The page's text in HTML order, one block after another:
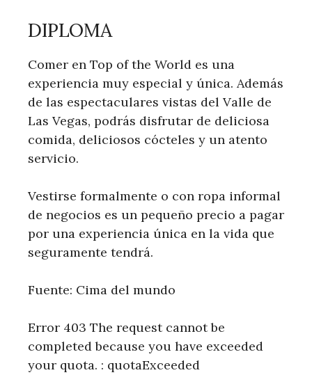
DIPLOMA
Comer en Top of the World es una
experiencia muy especial y única. Además
de las espectaculares vistas del Valle de
Las Vegas, podrás disfrutar de deliciosa
comida, deliciosos cócteles y un atento
servicio.
Vestirse formalmente o con ropa informal
de negocios es un pequeño precio a pagar
por una experiencia única en la vida que
seguramente tendrá.
Fuente: Cima del mundo
Error 403 The request cannot be
completed because you have exceeded
your quota. : quotaExceeded